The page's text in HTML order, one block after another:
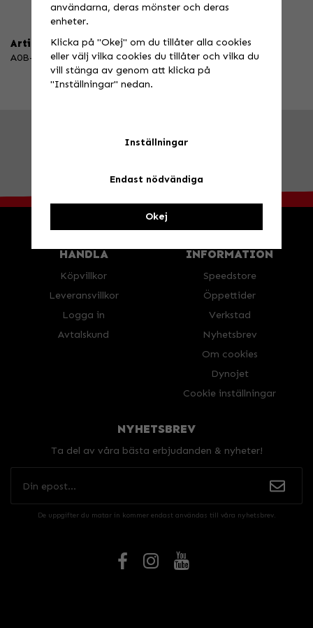
Artikelnummer:
A0B-12B3-C03-10
Tel. 026-270030 /info@speedstore.nu
HANDLA
Köpvillkor
Leveransvillkor
Logga in
Avtalskund
INFORMATION
Speedstore
Öppettider
Verkstad
Nyhetsbrev
Om cookies
Dynojet
Cookie inställningar
NYHETSBREV
Ta del av våra bästa erbjudanden & nyheter!
De uppgifter du matar in kommer endast användas till våra nyhetsbrev.
användarna, deras mönster och deras
enheter.
Klicka på "Okej" om du tillåter alla cookies
eller välj vilka cookies du tillåter och vilka du
vill stänga av genom att klicka på
"Inställningar" nedan.
Inställningar
Endast nödvändiga
Okej